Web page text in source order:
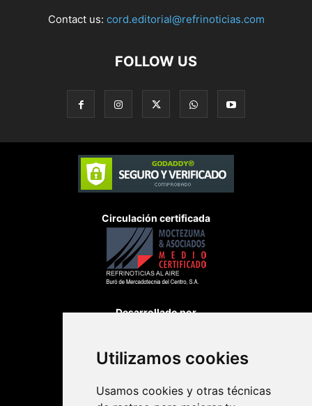
Utilizamos cookies
Usamos cookies y otras técnicas
Contact us: cord.editorial@refrinoticias.com
FOLLOW US
Circulación certificada
Desarrollado por